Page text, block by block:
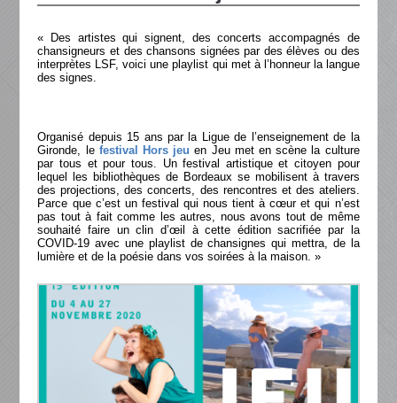
« Des artistes qui signent, des concerts accompagnés de
chansigneurs et des chansons signées par des élèves ou des
interprètes LSF, voici une playlist qui met à l’honneur la langue
des signes.
Organisé depuis 15 ans par la Ligue de l’enseignement de la
Gironde, le festival Hors jeu en Jeu met en scène la culture
par tous et pour tous. Un festival artistique et citoyen pour
lequel les bibliothèques de Bordeaux se mobilisent à travers
des projections, des concerts, des rencontres et des ateliers.
Parce que c’est un festival qui nous tient à cœur et qui n’est
pas tout à fait comme les autres, nous avons tout de même
souhaité faire un clin d’œil à cette édition sacrifiée par la
COVID-19 avec une playlist de chansignes qui mettra, de la
lumière et de la poésie dans vos soirées à la maison. »